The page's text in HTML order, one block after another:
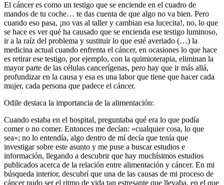
El cáncer es como un testigo que se enciende en el cuadro de
mandos de tu coche… te das cuenta de que algo no va bien. Pero
cuando eso pasa, ¡no vas al taller y cambian esa lucecita!, no, lo que
se hace es ver qué ha causado que se encienda ese testigo luminoso,
ir a la raíz del problema y sustituir lo que esté averiado (…) la
medicina actual cuando enfrenta el cáncer, en ocasiones lo que hace
es retirar ese testigo, por ejemplo, con la quimioterapia, eliminan la
mayor parte de las células cancerígenas, pero hay que ir más allá,
profundizar en la causa y esa es una labor que tiene que hacer cada
mujer, cada persona que padece el cáncer.
Odile destaca la importancia de la alimentación:
Cuando estaba en el hospital, preguntaba qué era lo que podía
comer o no comer. Entonces me decían: «cualquier cosa, lo que
sea»; no lo entendía, algo dentro de mí decía que tenía que
investigar sobre este asunto y me puse a buscar estudios e
información, llegando a descubrir que hay muchísimos estudios
publicados acerca de la relación entre alimentación y cáncer. En mi
búsqueda interior, descubrí que una de las causas de mi proceso de
cáncer pudo ser el ritmo de vida tan estresante que llevaba, en el que